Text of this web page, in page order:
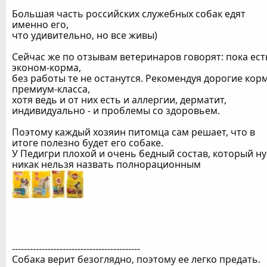
Большая часть российских служебных собак едят
именно его,
что удивительно, но все живы)
Сейчас же по отзывам ветеринаров говорят: пока
эконом-корма,
без работы те не останутся. Рекомендуя дорогие
премиум-класса,
хотя ведь и от них есть и аллергии, дерматит,
индивидуально - и проблемы со здоровьем.
Поэтому каждый хозяин питомца сам решает, что в
итоге полезно будет его собаке.
У Педигри плохой и очень бедный состав, который ну
никак нельзя назвать полнорационным
-------------------------------------------
Собака верит безоглядно, поэтому ее легко предать.